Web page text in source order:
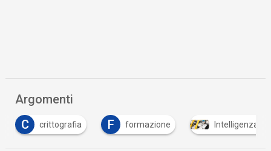
Argomenti
C
crittografia F formazione Intelligenza